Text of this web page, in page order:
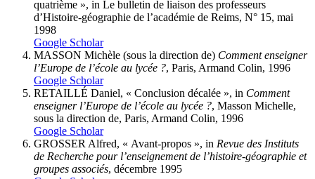
quatrième », in Le bulletin de liaison des professeurs
d’Histoire-géographie de l’académie de Reims, N° 15, mai
1998
Google Scholar
MASSON Michèle (sous la direction de) Comment enseigner
l’Europe de l’école au lycée ?, Paris, Armand Colin, 1996
Google Scholar
RETAILLÉ Daniel, « Conclusion décalée », in Comment
enseigner l’Europe de l’école au lycée ?, Masson Michelle,
sous la direction de, Paris, Armand Colin, 1996
Google Scholar
GROSSER Alfred, « Avant-propos », in Revue des Instituts
de Recherche pour l’enseignement de l’histoire-géographie et
groupes associés, décembre 1995